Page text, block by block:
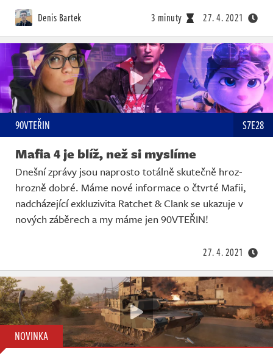
Denis Bartek 3 minuty 27. 4. 2021
90VTEŘIN S7E28
Mafia 4 je blíž, než si myslíme
Dnešní zprávy jsou naprosto totálně skutečně hroz-
hrozně dobré. Máme nové informace o čtvrté Mafii,
nadcházející exkluzivita Ratchet & Clank se ukazuje v
nových záběrech a my máme jen 90VTEŘIN!
27. 4. 2021
NOVINKA